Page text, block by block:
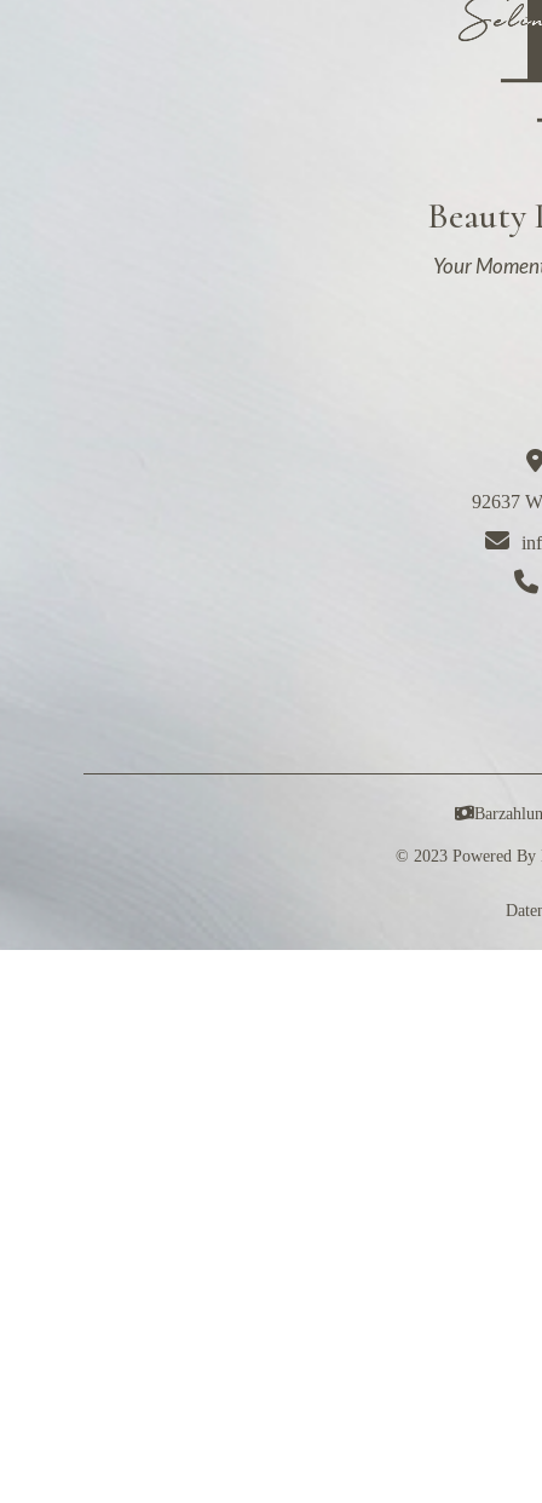
Beauty
Your
92637
© 2023 Powered By